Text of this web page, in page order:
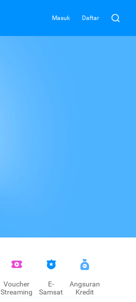
Masuk Daftar
Voucher
Streaming
E-
Samsat
Angsuran
Kredit